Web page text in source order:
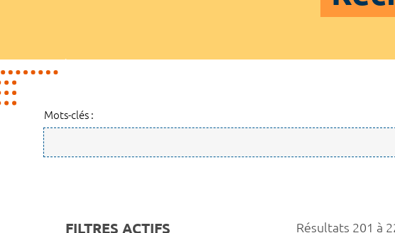
Mots-clés :
Résultats 201 à
FILTRES ACTIFS